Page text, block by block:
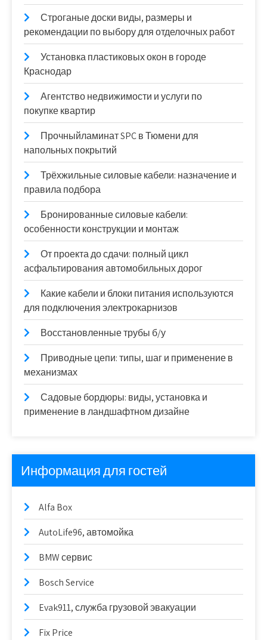
Строганые доски виды, размеры и
рекомендации по выбору для отделочных работ
Установка пластиковых окон в городе
Краснодар
Агентство недвижимости и услуги по
покупке квартир
Прочныйламинат SPC в Тюмени для
напольных покрытий
Трёхжильные силовые кабели: назначение и
правила подбора
Бронированные силовые кабели:
особенности конструкции и монтаж
От проекта до сдачи: полный цикл
асфальтирования автомобильных дорог
Какие кабели и блоки питания используются
для подключения электрокарнизов
Восстановленные трубы б/у
Приводные цепи: типы, шаг и применение в
механизмах
Садовые бордюры: виды, установка и
применение в ландшафтном дизайне
Информация для гостей
Alfa Box
AutoLife96, автомойка
BMW сервис
Bosch Service
Evak911, служба грузовой эвакуации
Fix Price